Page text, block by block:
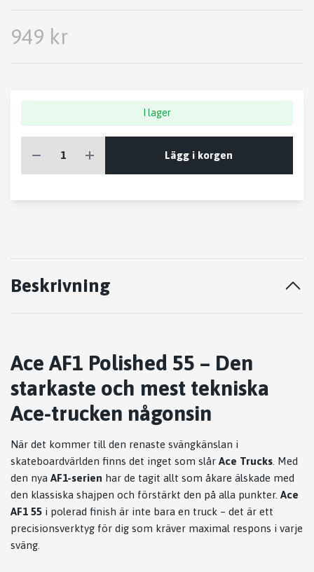
949 kr
I lager
Lägg i korgen
Beskrivning
Ace AF1 Polished 55 – Den
starkaste och mest tekniska
Ace-trucken någonsin
När det kommer till den renaste svängkänslan i
skateboardvärlden finns det inget som slår Ace Trucks . Med
den nya AF1-serien har de tagit allt som åkare älskade med
den klassiska shajpen och förstärkt den på alla punkter. Ace
AF1 55 i polerad finish är inte bara en truck – det är ett
precisionsverktyg för dig som kräver maximal respons i varje
sväng.